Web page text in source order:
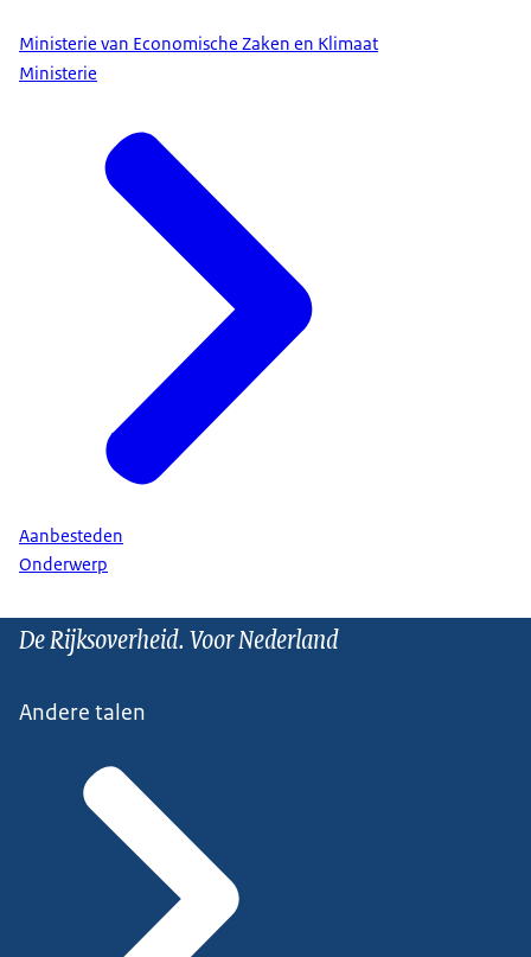
Ministerie van Economische Zaken en Klimaat
Ministerie
Aanbesteden
Onderwerp
De Rijksoverheid. Voor Nederland
Andere talen